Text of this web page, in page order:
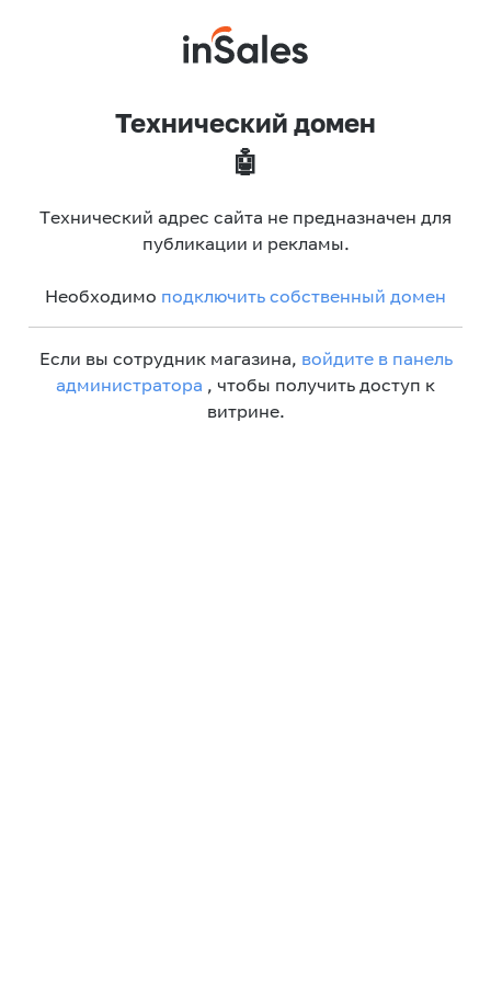
Технический домен
🤖
Технический адрес сайта не предназначен для
публикации и рекламы.
Необходимо подключить собственный домен
Если вы сотрудник магазина, войдите в панель
администратора , чтобы получить доступ к
витрине.